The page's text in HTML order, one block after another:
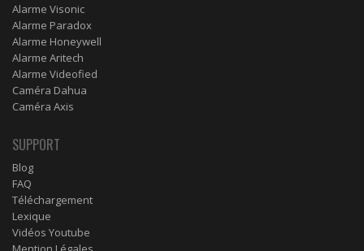
Alarme Visonic
Alarme Paradox
Alarme Honeywell
Alarme Aritech
Alarme Videofied
Caméra Dahua
Caméra Axis
SUPPORT
Blog
FAQ
Téléchargement
Lexique
Vidéos Youtube